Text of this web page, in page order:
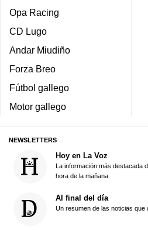
Opa Racing
CD Lugo
Andar Miudiño
Forza Breo
Fútbol gallego
Motor gallego
NEWSLETTERS
Hoy en La Voz
La información más destacada
hora de la mañana
Al final del día
Un resumen de las noticias